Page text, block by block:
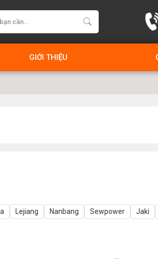
GIỚI THIỆU
Lejiang Nanbang Sewpower Jaki